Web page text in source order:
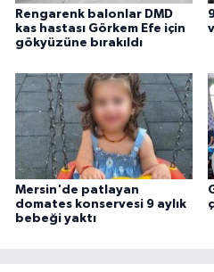
Rengarenk balonlar DMD
kas hastası Görkem Efe için
gökyüzüne bırakıldı
Mersin'de patlayan
domates konservesi 9 aylık
bebeği yaktı